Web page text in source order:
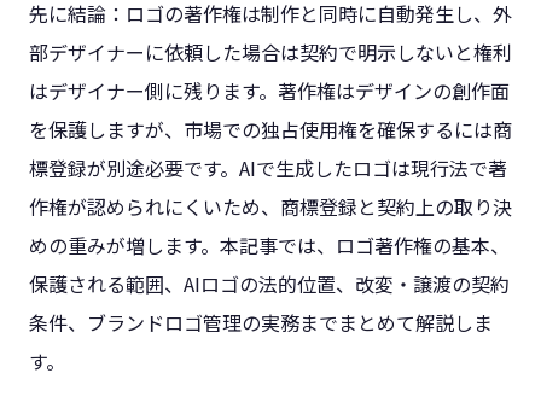
先に結論：ロゴの著作権は制作と同時に自動発生し、外
部デザイナーに依頼した場合は契約で明示しないと権利
はデザイナー側に残ります。著作権はデザインの創作面
を保護しますが、市場での独占使用権を確保するには商
標登録が別途必要です。AIで生成したロゴは現行法で著
作権が認められにくいため、商標登録と契約上の取り決
めの重みが増します。本記事では、ロゴ著作権の基本、
保護される範囲、AIロゴの法的位置、改変・譲渡の契約
条件、ブランドロゴ管理の実務までまとめて解説しま
す。